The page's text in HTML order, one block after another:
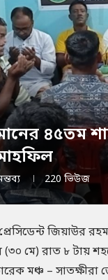
৪৫তম
220 ভিউজ
জিয়াউর
(৩০ মে) রাত ৮ টায়
মঞ্চ –